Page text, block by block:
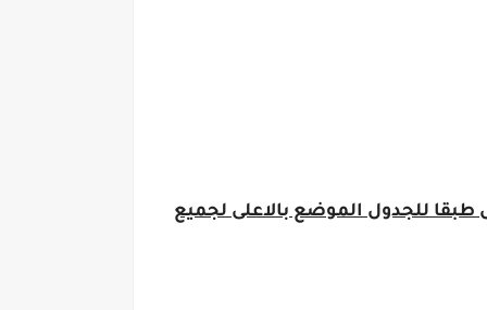
معلمين الصفوف الاولى بالدخول على المنصة وحضور التدريب اعتبارا من 10 ابريل طبقا للجدول الموضع بالاعلى لجميع